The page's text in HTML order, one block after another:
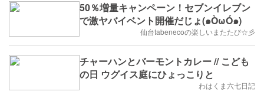
50％増量キャンペーン！セブンイレブン
で激ヤバイベント開催だじょ(๑ÒωÓ๑)
仙台tabenecoの楽しいまたたび☆彡
チャーハンとバーモントカレー // こども
の日 ウグイス庭にひょっこりと
わはくま六七日記